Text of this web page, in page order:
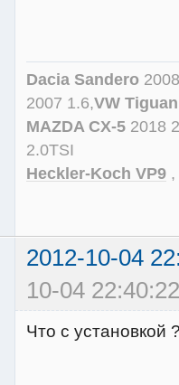
Dacia Sandero
2007 1.6,VW
MAZDA CX-5 2018
2.0TSI
Heckler-Koch VP9 ,
2012-10-04
10-04
Что с установкой